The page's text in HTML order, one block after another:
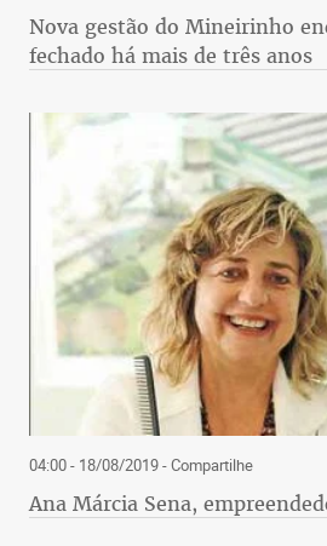
Nova gestão do Mineirinho
fechado há mais de três anos
04:00 - 18/08/2019- Compartilhe
Ana Márcia Sena,